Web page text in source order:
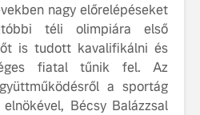
nagy előrelépéseket
téli olimpiára első
is tudott kavalifikálni és
fiatal tűnik fel. Az
a sportág
Bécsy Balázzsal
a
lett
Volvo
A Volvo
bemutatja
gondosan
amelynek